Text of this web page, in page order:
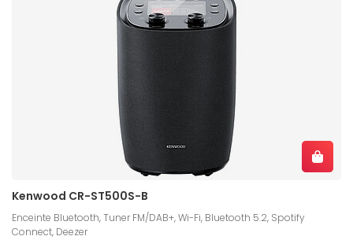
Kenwood CR-ST500S-B
Enceinte Bluetooth, Tuner FM/DAB+, Wi-Fi, Bluetooth 5.2, Spotify
Connect, Deezer